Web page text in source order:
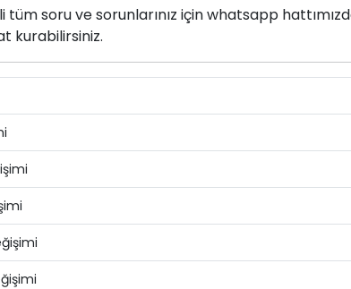
tüm soru ve sorunlarınız için whatsapp
kurabilirsiniz.